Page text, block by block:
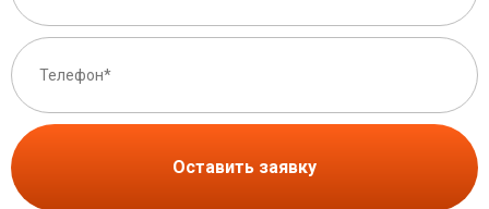
Оставить заявку